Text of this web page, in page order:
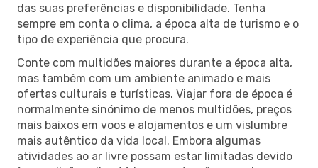
das suas preferências e disponibilidade. Tenha
sempre em conta o clima, a época alta de turismo e o
tipo de experiência que procura.
Conte com multidões maiores durante a época alta,
mas também com um ambiente animado e mais
ofertas culturais e turísticas. Viajar fora de época é
normalmente sinónimo de menos multidões, preços
mais baixos em voos e alojamentos e um vislumbre
mais autêntico da vida local. Embora algumas
atividades ao ar livre possam estar limitadas devido